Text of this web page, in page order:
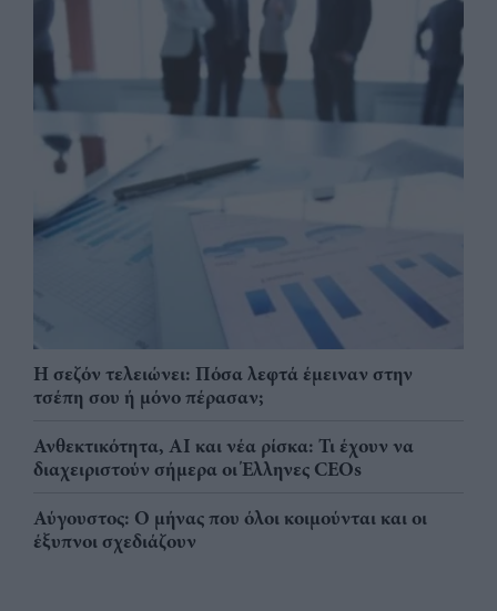
Η σεζόν τελειώνει: Πόσα λεφτά έμειναν στην
τσέπη σου ή μόνο πέρασαν;
Ανθεκτικότητα, AI και νέα ρίσκα: Τι έχουν να
διαχειριστούν σήμερα οι Έλληνες CEOs
Αύγουστος: Ο μήνας που όλοι κοιμούνται και οι
έξυπνοι σχεδιάζουν